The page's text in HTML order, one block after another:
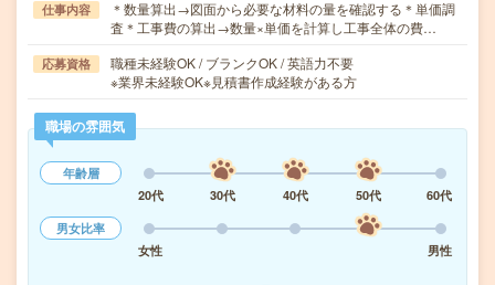
仕事内容
＊数量算出→図面から必要な材料の量を確認する＊単価調
査＊工事費の算出→数量×単価を計算し工事全体の費…
応募資格
職種未経験OK / ブランクOK / 英語力不要
※業界未経験OK※見積書作成経験がある方
職場の雰囲気
年齢層
20代
30代 40代 50代
60代
男女比率
女性
男性